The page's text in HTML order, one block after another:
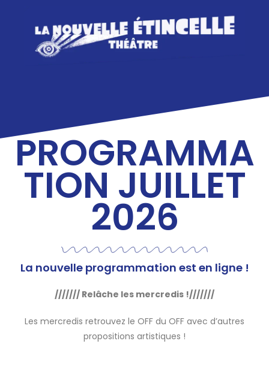
PROGRAMMA
TION JUILLET
2026
La nouvelle programmation est en ligne !
/////// Relâche les mercredis !///////
Les mercredis retrouvez le OFF du OFF avec d’autres
propositions artistiques !